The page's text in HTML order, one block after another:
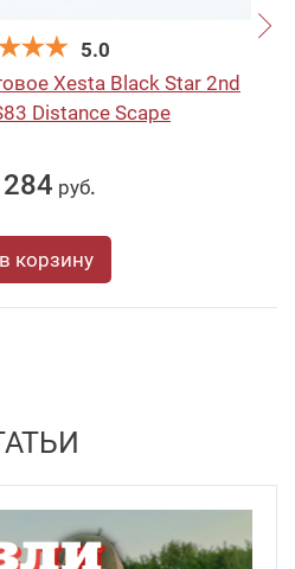
5.0
Xesta Black Star 2nd
Distance Scape
руб.
в корзину